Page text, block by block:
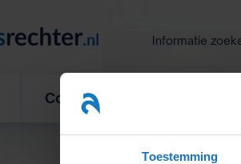
Toestemming
Informatie
Concurrentiebeding